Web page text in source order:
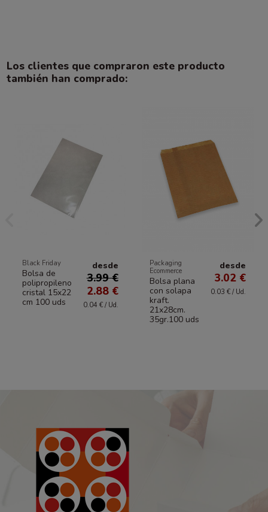
Los clientes que compraron este producto
también han comprado:
Black Friday
Bolsa de
polipropileno
cristal 15x22
cm 100 uds
desde
3.99 €
2.88 €
0.04 € / Ud.
Packaging
Ecommerce
Bolsa plana
con solapa
kraft.
21x28cm.
35gr.100 uds
desde
3.02 €
0.03 € / Ud.